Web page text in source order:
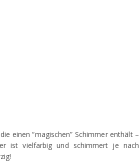
einen “magischen” Schimmer enthält –
ist vielfarbig und schimmert je nach